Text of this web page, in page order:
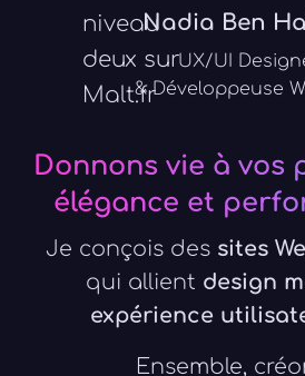
Nadia Ben
UX/UI
& Développeuse
Donnons vie à vos
élégance et
Je conçois des sites
qui allient design
expérience
Ensemble,